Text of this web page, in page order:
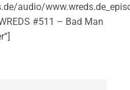
audio/
#511 – Bad Man